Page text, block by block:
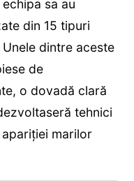
sa au
din 15 tipuri
dintre aceste
de
o dovadă clară
tehnici
marilor